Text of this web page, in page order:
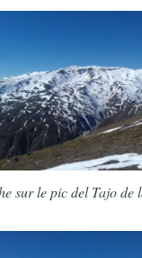
sur le pic del Tajo de